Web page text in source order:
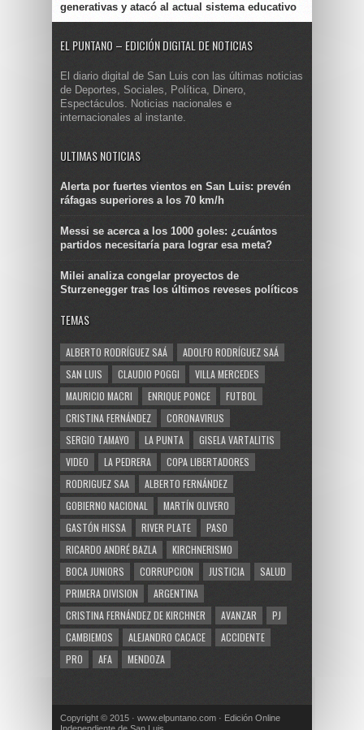
generativas y atacó al actual sistema educativo
EL PUNTANO – EDICIÓN DIGITAL DE NOTICIAS
El diario digital de San Luis con las últimas noticias
de Deportes, Sociales, Política, Dinero,
Espectáculos. Noticias nacionales e
internacionales al instante.
ULTIMAS NOTICIAS
Alerta por fuertes vientos en San Luis: prevén
ráfagas superiores a los 70 km/h
Messi se acerca a los 1000 goles: ¿cuántos
partidos necesitaría para lograr esa meta?
Milei analiza congelar proyectos de
Sturzenegger tras los últimos reveses políticos
TEMAS
ALBERTO RODRÍGUEZ SAÁ
ADOLFO RODRÍGUEZ SAÁ
SAN LUIS
CLAUDIO POGGI
VILLA MERCEDES
MAURICIO MACRI
ENRIQUE PONCE
FUTBOL
CRISTINA FERNÁNDEZ
CORONAVIRUS
SERGIO TAMAYO
LA PUNTA
GISELA VARTALITIS
VIDEO
LA PEDRERA
COPA LIBERTADORES
RODRIGUEZ SAA
ALBERTO FERNÁNDEZ
GOBIERNO NACIONAL
MARTÍN OLIVERO
GASTÓN HISSA
RIVER PLATE
PASO
RICARDO ANDRÉ BAZLA
KIRCHNERISMO
BOCA JUNIORS
CORRUPCION JUSTICIA
SALUD
PRIMERA DIVISION
ARGENTINA
CRISTINA FERNÁNDEZ DE KIRCHNER
AVANZAR
PJ
CAMBIEMOS
ALEJANDRO CACACE
ACCIDENTE
PRO
AFA MENDOZA
Copyright © 2015 · www.elpuntano.com · Edición Online